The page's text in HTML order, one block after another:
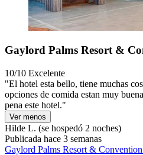
Gaylord Palms Resort &
10/10 Excelente
"El hotel esta bello, tiene muchas
opciones de comida estan muy
pena este hotel."
Ver menos
Hilde L. (se hospedó 2 noches)
Publicada hace 3 semanas
Gaylord Palms Resort &